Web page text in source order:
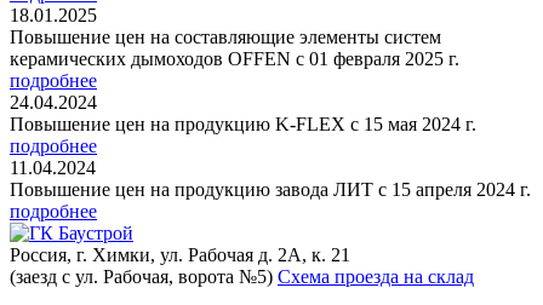
18.01.2025
Повышение цен на составляющие элементы систем
керамических дымоходов OFFEN с 01 февраля 2025 г.
подробнее
24.04.2024
Повышение цен на продукцию K-FLEX с 15 мая 2024 г.
подробнее
11.04.2024
Повышение цен на продукцию завода ЛИТ с 15 апреля 2024 г.
подробнее
Россия, г. Химки, ул. Рабочая д. 2А, к. 21
(заезд с ул. Рабочая, ворота №5) Схема проезда на склад